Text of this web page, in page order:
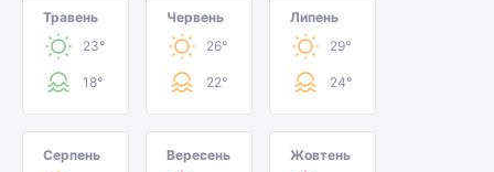
Травень
23°
18°
Червень
26°
22°
Липень
29°
24°
Серпень
Вересень
Жовтень